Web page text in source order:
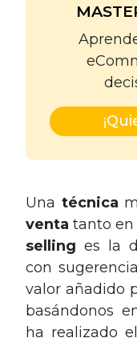
Una técnica
venta tanto en
selling es la
con
valor añadido
basándonos
ha realizado